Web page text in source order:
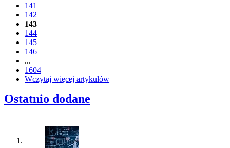
141
142
143
144
145
146
...
1604
Wczytaj więcej artykułów
Ostatnio dodane